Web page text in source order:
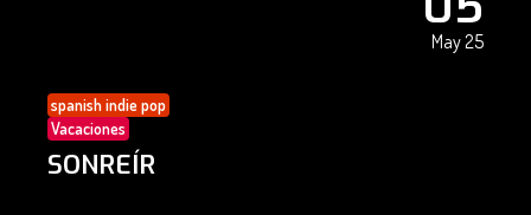
May 25
spanish indie pop
Vacaciones
SONREÍR